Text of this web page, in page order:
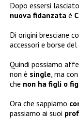
Dopo essersi
nuova fidanzata è
Di origini bresciane
accessori e borse
Quindi possiamo
non è single, ma
che non ha figli o
Ora che sappiamo
passiamo ai suoi